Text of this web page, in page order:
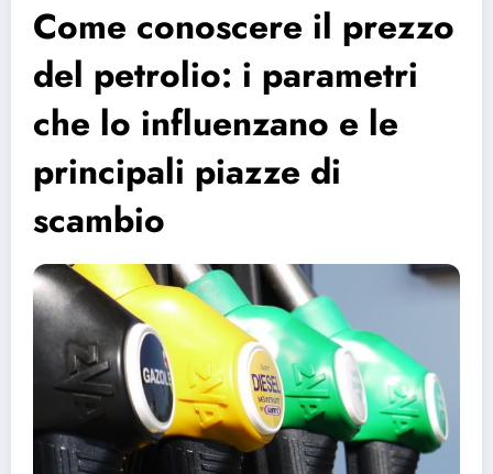
Come conoscere il prezzo
del petrolio: i parametri
che lo influenzano e le
principali piazze di
scambio